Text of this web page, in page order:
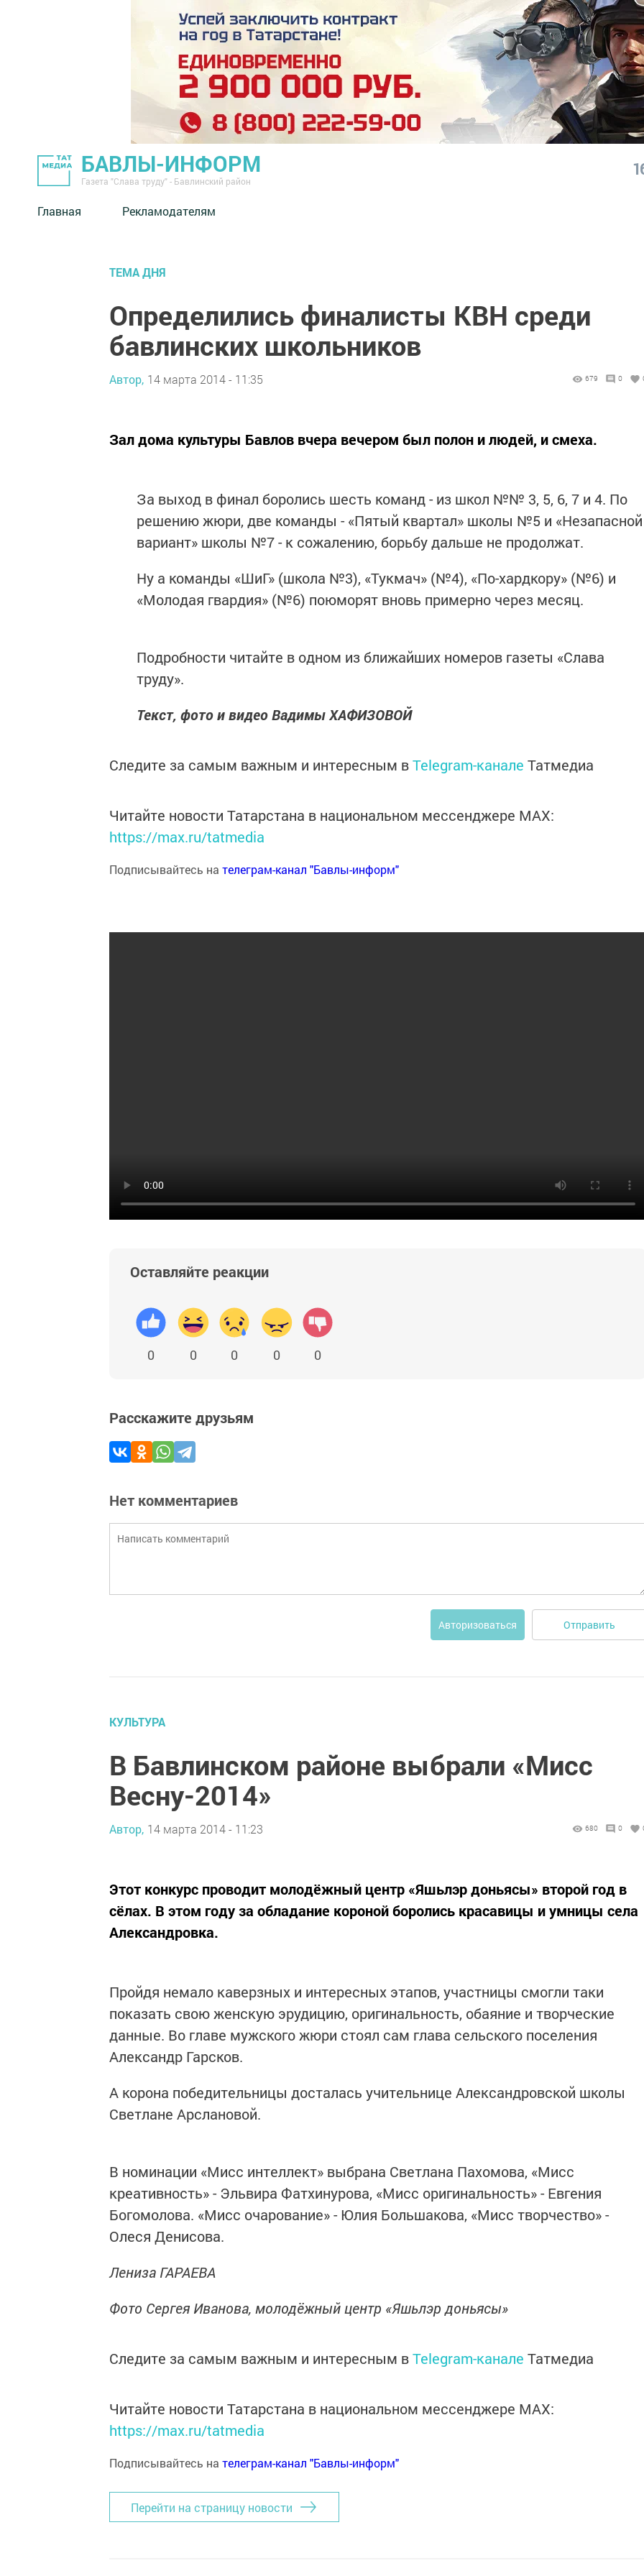
БАВЛЫ-ИНФОРМ
Газета "Слава труду" - Бавлинский район
Главная Рекламодателям
ТЕМА ДНЯ
Определились финалисты КВН среди
бавлинских школьников
Автор, 14 марта 2014 - 11:35 679 0
Зал дома культуры Бавлов вчера вечером был полон и людей, и смеха.
За выход в финал боролись шесть команд - из школ №№ 3, 5, 6, 7 и 4. По
решению жюри, две команды - «Пятый квартал» школы №5 и «Незапасной
вариант» школы №7 - к сожалению, борьбу дальше не продолжат.
Ну а команды «ШиГ» (школа №3), «Тукмач» (№4), «По-хардкору» (№6) и
«Молодая гвардия» (№6) поюморят вновь примерно через месяц.
Подробности читайте в одном из ближайших номеров газеты «Слава
труду».
Текст, фото и видео Вадимы ХАФИЗОВОЙ
Следите за самым важным и интересным вTelegram-канале Татмедиа
Читайте новости Татарстана в национальном мессенджере MАХ:
https://max.ru/tatmedia
Подписывайтесь на телеграм-канал "Бавлы-информ"
Оставляйте реакции
0 0 0 0 0
Расскажите друзьям
Нет комментариев
Авторизоваться Отправить
КУЛЬТУРА
В Бавлинском районе выбрали «Мисс
Весну-2014»
Автор, 14 марта 2014 - 11:23 680 0
Этот конкурс проводит молодёжный центр «Яшьлэр доньясы» второй год в
сёлах. В этом году за обладание короной боролись красавицы и умницы села
Александровка.
Пройдя немало каверзных и интересных этапов, участницы смогли таки
показать свою женскую эрудицию, оригинальность, обаяние и творческие
данные. Во главе мужского жюри стоял сам глава сельского поселения
Александр Гарсков.
А корона победительницы досталась учительнице Александровской школы
Светлане Арслановой.
В номинации «Мисс интеллект» выбрана Светлана Пахомова, «Мисс
креативность» - Эльвира Фатхинурова, «Мисс оригинальность» - Евгения
Богомолова. «Мисс очарование» - Юлия Большакова, «Мисс творчество» -
Олеся Денисова.
Лениза ГАРАЕВА
Фото Сергея Иванова, молодёжный центр «Яшьлэр доньясы»
Следите за самым важным и интересным вTelegram-канале Татмедиа
Читайте новости Татарстана в национальном мессенджере MАХ:
https://max.ru/tatmedia
Подписывайтесь на телеграм-канал "Бавлы-информ"
Перейти на страницу новости